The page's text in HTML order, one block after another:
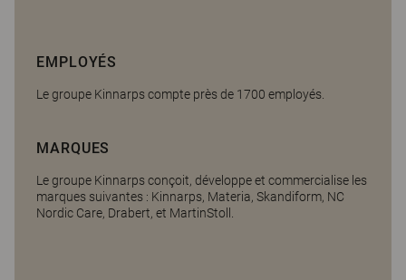
EMPLOYÉS
Le groupe Kinnarps compte près de 1700 employés.
MARQUES
Le groupe Kinnarps conçoit, développe et commercialise les
marques suivantes : Kinnarps, Materia, Skandiform, NC
Nordic Care, Drabert, et MartinStoll.